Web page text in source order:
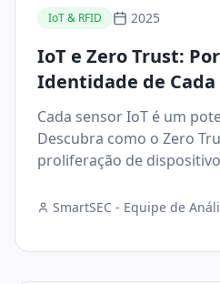
IoT & RFID 2025
IoT e Zero Trust:
Identidade de Cada
Fronteira de
Cada sensor IoT é um
Descubra como o Zero
proliferação de
SmartSEC - Equipe de